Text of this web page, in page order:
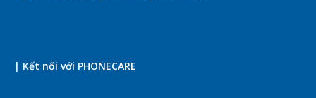
| Kết nối với PHONECARE